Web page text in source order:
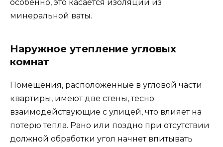
особенно, это касается изоляции из
минеральной ваты.
Наружное утепление угловых
комнат
Помещения, расположенные в угловой части
квартиры, имеют две стены, тесно
взаимодействующие с улицей, что влияет на
потерю тепла. Рано или поздно при отсутствии
должной обработки угол начнет впитывать